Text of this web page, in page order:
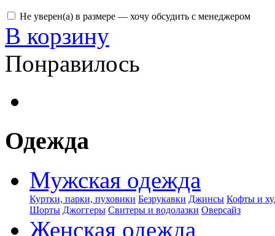
Не уверен(а) в размере — хочу обсудить с менеджером
В корзину
Понравилось
Одежда
Мужская одежда
Куртки, парки, пуховики Безрукавки Джинсы Кофты и
Шорты Джоггеры Свитеры и водолазки Оверсайз
Женская одежда